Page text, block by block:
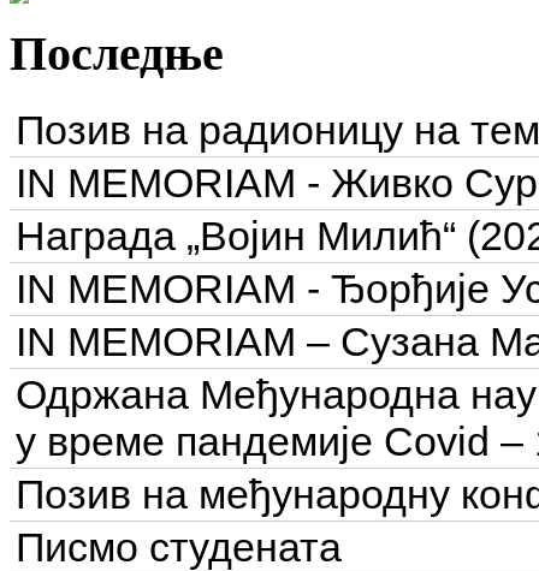
Последње
Позив на радионицу на
IN MEMORIAM - Живко
Награда „Војин Милић“
IN MEMORIAM - Ђорђије
IN MEMORIAM – Сузана
Одржана Међународна
у време пандемије Covid –
Позив на међународну
Писмо студената